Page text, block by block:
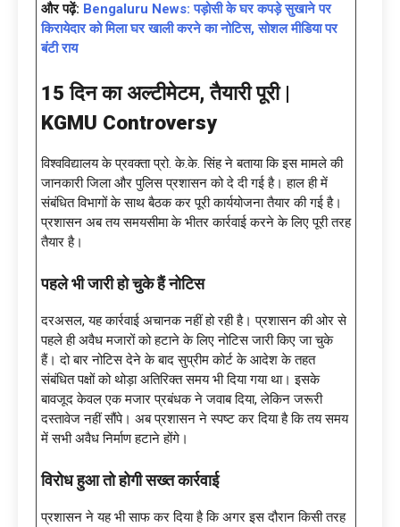
और पढ़ें: Bengaluru News: पड़ोसी के घर कपड़े सुखाने पर
किरायेदार को मिला घर खाली करने का नोटिस, सोशल मीडिया पर
बंटी राय
15 दिन का अल्टीमेटम, तैयारी पूरी |
KGMU Controversy
विश्वविद्यालय के प्रवक्ता प्रो. के.के. सिंह ने बताया कि इस मामले की
जानकारी जिला और पुलिस प्रशासन को दे दी गई है। हाल ही में
संबंधित विभागों के साथ बैठक कर पूरी कार्ययोजना तैयार की गई है।
प्रशासन अब तय समयसीमा के भीतर कार्रवाई करने के लिए पूरी तरह
तैयार है।
पहले भी जारी हो चुके हैं नोटिस
दरअसल, यह कार्रवाई अचानक नहीं हो रही है। प्रशासन की ओर से
पहले ही अवैध मजारों को हटाने के लिए नोटिस जारी किए जा चुके
हैं। दो बार नोटिस देने के बाद सुप्रीम कोर्ट के आदेश के तहत
संबंधित पक्षों को थोड़ा अतिरिक्त समय भी दिया गया था। इसके
बावजूद केवल एक मजार प्रबंधक ने जवाब दिया, लेकिन जरूरी
दस्तावेज नहीं सौंपे। अब प्रशासन ने स्पष्ट कर दिया है कि तय समय
में सभी अवैध निर्माण हटाने होंगे।
विरोध हुआ तो होगी सख्त कार्रवाई
प्रशासन ने यह भी साफ कर दिया है कि अगर इस दौरान किसी तरह